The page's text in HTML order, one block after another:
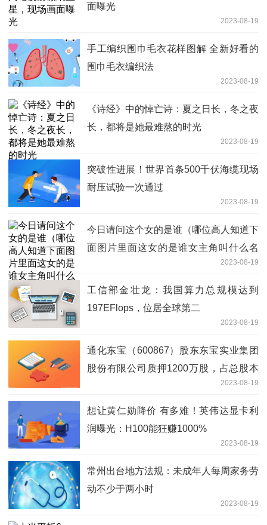
面曝光
2023-08-19
手工编织围巾毛衣花样图解 全新好看的
围巾毛衣编织法
2023-08-19
《诗经》中的悼亡诗：夏之日长，冬之夜
长，都将是她最难熬的时光
2023-08-19
突破性进展！世界首条500千伏海缆现场
耐压试验一次通过
2023-08-19
今日请问这个女的是谁（哪位高人知道下
面图片里面这女的是谁女主角叫什么名
2023-08-19
工信部金壮龙：我国算力总规模达到
197EFlops，位居全球第二
2023-08-19
通化东宝（600867）股东东宝实业集团
股份有限公司质押1200万股，占总股本
2023-08-19
想让黄仁勋降价 有多难！英伟达显卡利
润曝光：H100能狂赚1000%
2023-08-19
常州出台地方法规：未成年人每周家务劳
动不少于两小时
2023-08-19